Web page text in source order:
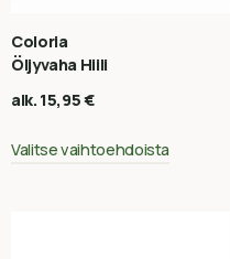
Coloria
Öljyvaha Hiili
alk. 15,95€
Valitse vaihtoehdoista